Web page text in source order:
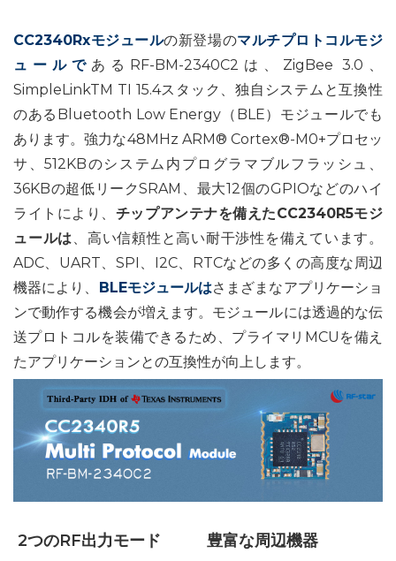
CC2340Rxモジュールの新登場のマルチプロトコルモジ
ュールで あるRF-BM-2340C2は、ZigBee 3.0、
SimpleLinkTM TI 15.4スタック、独自システムと互換性
のあるBluetooth Low Energy（BLE）モジュールでも
あります。強力な48MHz ARM® Cortex®-M0+プロセッ
サ、512KBのシステム内プログラマブルフラッシュ、
36KBの超低リークSRAM、最大12個のGPIOなどのハイ
ライトにより、 チップアンテナを備えたCC2340R5モジ
ュールは、高い信頼性と高い耐干渉性を備えています。
ADC、UART、SPI、I2C、RTCなどの多くの高度な周辺
機器により、 BLEモジュールはさまざまなアプリケーショ
ンで動作する機会が増えます。モジュールには透過的な伝
送プロトコルを装備できるため、プライマリMCUを備え
たアプリケーションとの互換性が向上します。
2つのRF出力モード 豊富な周辺機器